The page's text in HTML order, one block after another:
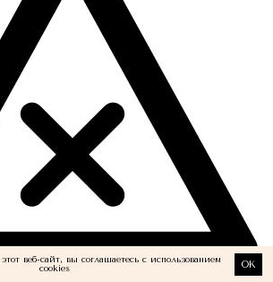
веб-сайт, вы соглашаетесь с использованием
cookies
OK